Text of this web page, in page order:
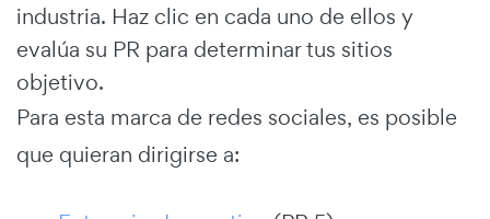
industria. Haz clic en cada uno de ellos y
evalúa su PR para determinar tus sitios
objetivo.
Para esta marca de redes sociales, es posible
que quieran dirigirse a: